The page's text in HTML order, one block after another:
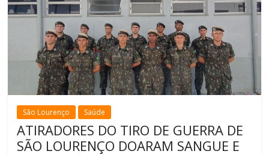
São Lourenço Saúde
ATIRADORES DO TIRO DE GUERRA DE
SÃO LOURENÇO DOARAM SANGUE E